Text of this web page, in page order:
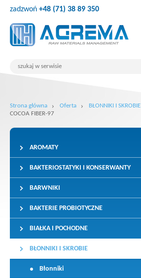
zadzwoń +48 (71) 38 89 350
Strona główna Oferta BŁONNIKI I SKROBIE
COCOA FIBER-97
AROMATY
BAKTERIOSTATYKI I KONSERWANTY
BARWNIKI
BAKTERIE PROBIOTYCZNE
BIAŁKA I POCHODNE
BŁONNIKI I SKROBIE
Błonniki